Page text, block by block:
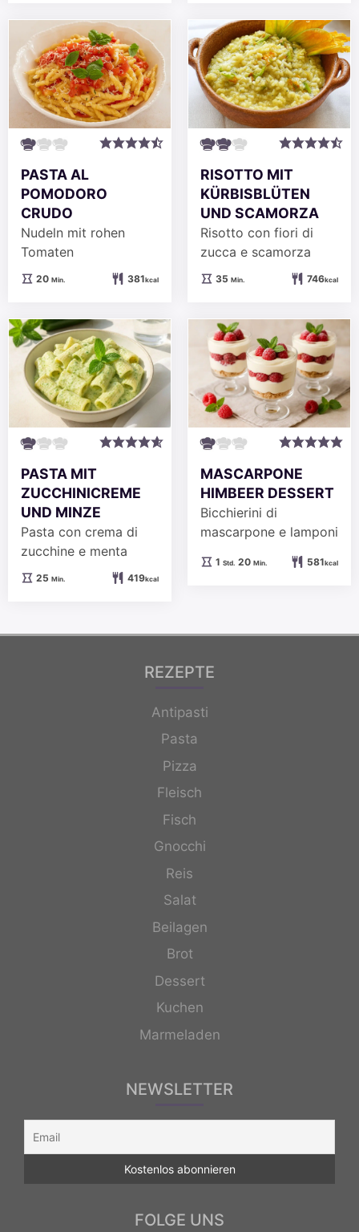
PASTA AL
POMODORO
CRUDO
Nudeln mit rohen
Tomaten
20Minuten
Min. 381kcal
RISOTTO MIT
KÜRBISBLÜTEN
UND SCAMORZA
Risotto con fiori di
zucca e scamorza
35Minuten
Min. 746kcal
PASTA MIT
ZUCCHINICREME
UND MINZE
Pasta con crema di
zucchine e menta
25Minuten
Min. 419kcal
MASCARPONE
HIMBEER DESSERT
Bicchierini di
mascarpone e lamponi
1Stunde
Std. 20Minuten
Min. 581kcal
REZEPTE
Antipasti
Pasta
Pizza
Fleisch
Fisch
Gnocchi
Reis
Salat
Beilagen
Brot
Dessert
Kuchen
Marmeladen
NEWSLETTER
FOLGE UNS